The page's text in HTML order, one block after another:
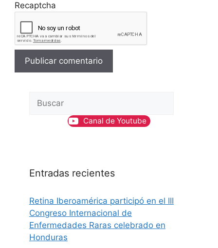
Recaptcha
Canal de Youtube
Entradas recientes
Retina Iberoamérica participó en el III
Congreso Internacional de
Enfermedades Raras celebrado en
Honduras